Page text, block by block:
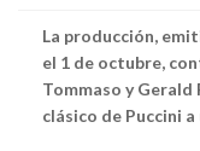
La producción,
el 1 de octubre,
Tommaso y
clásico de Puccini